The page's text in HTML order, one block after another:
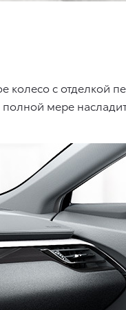
колесо с отделкой
мере